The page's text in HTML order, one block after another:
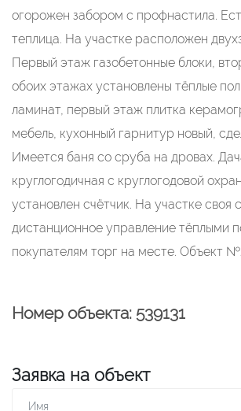
огорожен забором с профнастила.
теплица. На участке расположен
Первый этаж газобетонные блоки,
обоих этажах установлены тёплые
ламинат, первый этаж плитка
мебель, кухонный гарнитур новый,
Имеется баня со сруба на дровах.
круглогодичная с круглогодовой
установлен счётчик. На участке своя
дистанционное управление тёплыми
покупателям торг на месте. Объект
Номер объекта: 539131
Заявка на объект